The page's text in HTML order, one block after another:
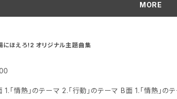
MORE
にほえろ!2 オリジナル主題曲集
熱」のテーマ 2.「行動」のテーマ B面 1.「情熱」のテーマ2 2.「希望」のテーマ 作・編曲/大野克